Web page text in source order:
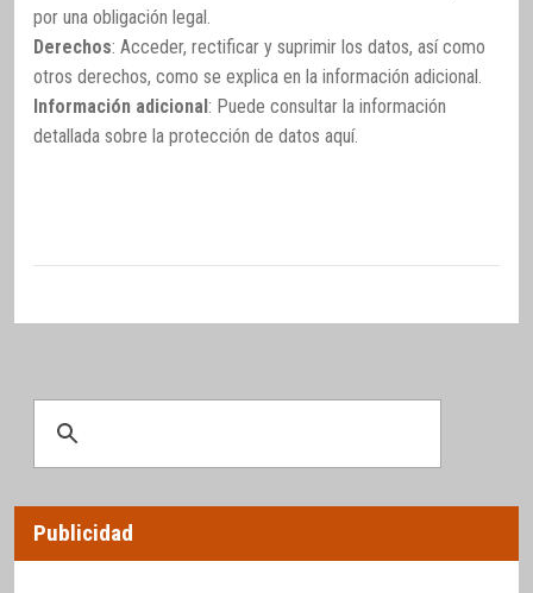
por una obligación legal.
Derechos: Acceder, rectificar y suprimir los datos, así como
otros derechos, como se explica en la información adicional.
Información adicional: Puede consultar la información
detallada sobre la protección de datos aquí.
Publicidad